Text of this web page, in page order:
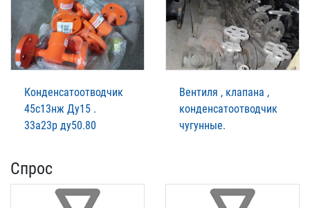
Конденсатоотводчик
45с13нж Ду15 .
33а23р ду50.80
Вентиля , клапана ,
конденсатоотводчик
чугунные.
Спрос